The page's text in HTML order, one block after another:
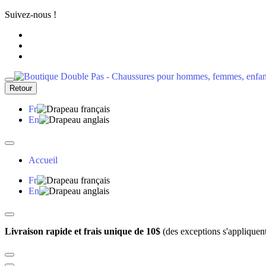
Suivez-nous !
Retour
Fr
En
Accueil
Fr
En
Livraison rapide et frais unique de 10$ (des exceptions